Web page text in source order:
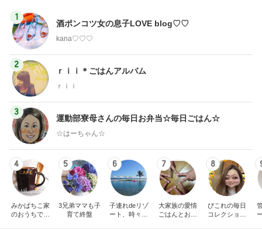
1
酒ポンコツ女の息子LOVE blog♡♡
kana♡♡♡
2
ｒｉｉ＊ごはんアルバム
ｒｉｉ
3
運動部寮母さんの毎日お弁当☆毎日ごはん☆
☆はーちゃん☆
4
みかぱちこ家
のおうちでご
5
3兄弟ママも子
育て終盤
6
子連れdeリゾ
ート、時々キ
7
大家族の愛情
ごはんとお弁
8
ぴこれの毎日
コレクション